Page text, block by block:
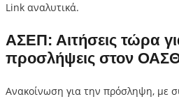
Link αναλυτικά.
ΑΣΕΠ: Αιτήσεις τώρα
προσλήψεις στον
Ανακοίνωση για την πρόσληψη, με